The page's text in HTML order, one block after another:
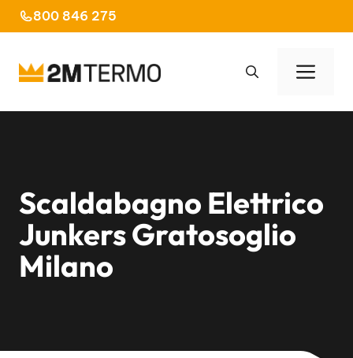
al
800 846 275
Scaldabagno Elettrico
Junkers Gratosoglio
Milano